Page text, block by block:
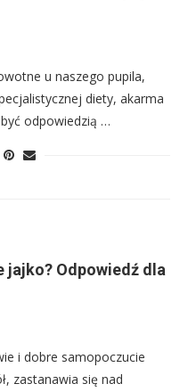
u naszego pupila,
diety, akarma
odpowiedzią …
jajko? Odpowiedź dla
i dobre samopoczucie
zastanawia się nad